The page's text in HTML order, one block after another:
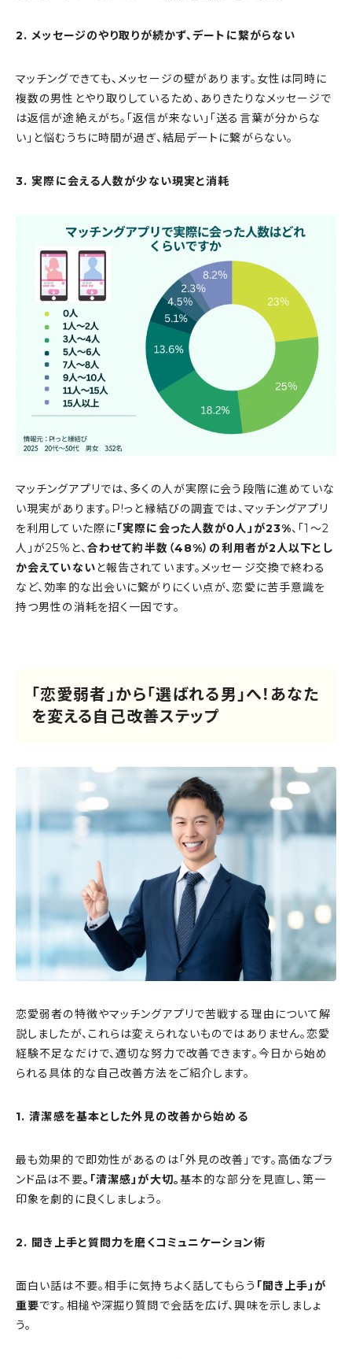
2. メッセージのやり取りが続かず、デートに繋がらない
マッチングできても、メッセージの壁があります。女性は同時に
複数の男性とやり取りしているため、ありきたりなメッセージで
は返信が途絶えがち。「返信が来ない」「送る言葉が分からな
い」と悩むうちに時間が過ぎ、結局デートに繋がらない。
3. 実際に会える人数が少ない現実と消耗
マッチングアプリでは、多くの人が実際に会う段階に進めていな
い現実があります。P!っと縁結びの調査では、マッチングアプリ
を利用していた際に「実際に会った人数が0人」が23%、「1〜2
人」が25%と、合わせて約半数（48%）の利用者が2人以下とし
か会えていないと報告されています。メッセージ交換で終わる
など、効率的な出会いに繋がりにくい点が、恋愛に苦手意識を
持つ男性の消耗を招く一因です。
「恋愛弱者」から「選ばれる男」へ！あなた
を変える自己改善ステップ
恋愛弱者の特徴やマッチングアプリで苦戦する理由について解
説しましたが、これらは変えられないものではありません。恋愛
経験不足なだけで、適切な努力で改善できます。今日から始め
られる具体的な自己改善方法をご紹介します。
1. 清潔感を基本とした外見の改善から始める
最も効果的で即効性があるのは「外見の改善」です。高価なブラ
ンド品は不要。「清潔感」が大切。基本的な部分を見直し、第一
印象を劇的に良くしましょう。
2. 聞き上手と質問力を磨くコミュニケーション術
面白い話は不要。相手に気持ちよく話してもらう 「聞き上手」が
重要です。相槌や深掘り質問で会話を広げ、興味を示しましょ
う。